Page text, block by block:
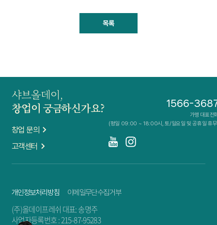
목록
샤브올데이,
창업이 궁금하신가요?
창업 문의
고객센터
1566-
가맹 대표전
(평일 09:00 ~ 18:00시, 토/일요일 및 공휴일 휴
개인정보처리방침 이메일무단수집거부
(주)올데이프레쉬 대표: 송명주
사업자등록번호 : 215-87-95283